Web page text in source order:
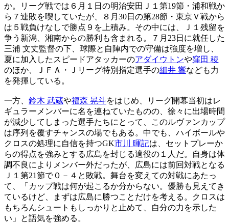
か。リーグ戦では６月１日の明治安田Ｊ１第19節・浦和戦か
ら７連敗を喫していたが、８月30日の第28節・東京Ｖ戦から
は５戦負けなしで勝点９を上積み。その中には、Ｊ１残留を
争う新潟、湘南からの勝利も含まれる。７月23日に就任した
三浦 文丈監督の下、球際と自陣内での守備は強度を増し、
夏に加入したスピードアタッカーのアダイウトンや窪田 稜
のほか、ＪＦＡ・Ｊリーグ特別指定選手の細井 響なども力
を発揮している。
一方、 鈴木 武蔵や福森 晃斗をはじめ、リーグ開幕当初はレ
ギュラーメンバーに名を連ねていたものの、徐々に出場時間
が減少してしまった選手たちにとって、このルヴァンカップ
は序列を覆すチャンスの場でもある。中でも、ハイボールや
クロスの処理に自信を持つGK市川 暉記は、セットプレーか
らの得点を強みとする広島を封じる適役の１人だ。自身は体
調不良によりメンバー外だったが、広島には前回対戦となる
Ｊ１第21節で０－４と敗戦。舞台を変えての対戦にあたっ
て、「カップ戦は何が起こるか分からない。優勝も見えてき
ているけど、まずは広島に勝つことだけを考える。クロスは
もちろんシュートもしっかりと止めて、自分の力を示した
い」と語気を強める。